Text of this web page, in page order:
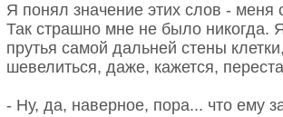
Я понял значение этих слов - меня
Так страшно мне не было никогда.
прутья самой дальней стены
шевелиться, даже, кажется,
- Ну, да, наверное, пора... что ему